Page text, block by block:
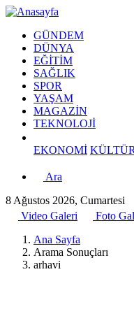
GÜNDEM
DÜNYA
EĞİTİM
SAĞLIK
SPOR
YAŞAM
MAGAZİN
TEKNOLOJİ
EKONOMİ
Ara
8 Ağustos 2026, Cumartesi
Video Galeri
Foto
Ana Sayfa
Arama Sonuçları
arhavi